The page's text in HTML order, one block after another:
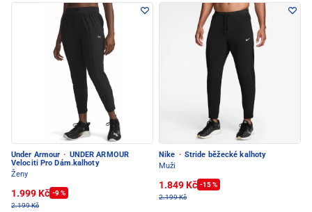
Under Armour · UNDER ARMOUR
Velociti Pro Dám.kalhoty
Ženy
1.999 Kč -9 %
2.199 Kč
Nike · Stride běžecké kalhoty
Muži
1.849 Kč -15 %
2.199 Kč